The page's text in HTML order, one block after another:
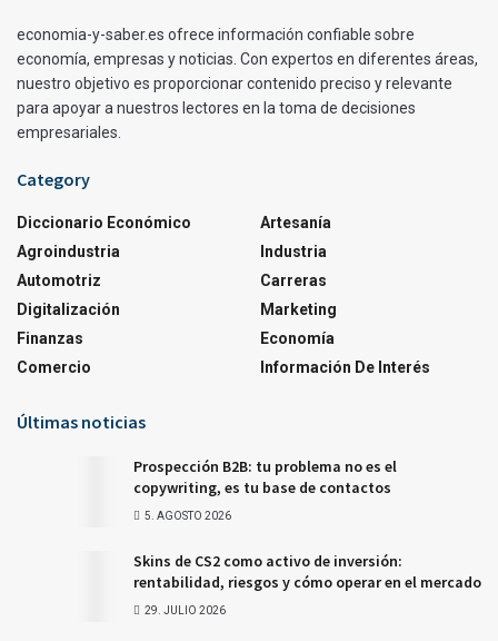
economia-y-saber.es ofrece información confiable sobre
economía, empresas y noticias. Con expertos en diferentes áreas,
nuestro objetivo es proporcionar contenido preciso y relevante
para apoyar a nuestros lectores en la toma de decisiones
empresariales.
Category
Diccionario Económico
Agroindustria
Automotriz
Digitalización
Finanzas
Comercio
Artesanía
Industria
Carreras
Marketing
Economía
Información De Interés
Últimas noticias
Prospección B2B: tu problema no es el
copywriting, es tu base de contactos
5. AGOSTO 2026
Skins de CS2 como activo de inversión:
rentabilidad, riesgos y cómo operar en el mercado
29. JULIO 2026